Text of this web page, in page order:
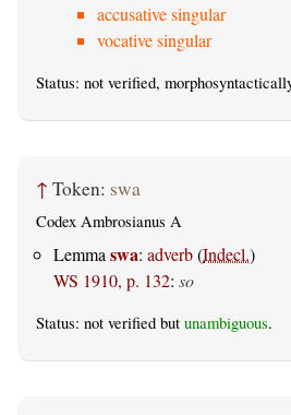
accusative singular
vocative singular
Status: not verified,
↑ Token: swa
Codex Ambrosianus A
Lemma swa: adverb(Indecl.)
WS 1910, p. 132: so
Status: not verified but unambiguous.